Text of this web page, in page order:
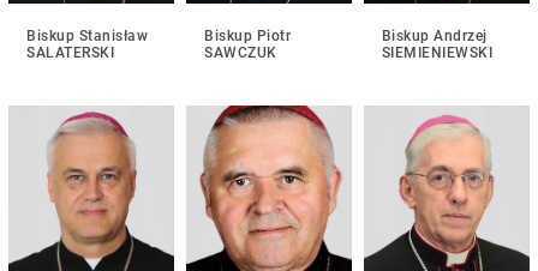
Biskup Stanisław
SALATERSKI
Biskup Piotr
SAWCZUK
Biskup Andrzej
SIEMIENIEWSKI